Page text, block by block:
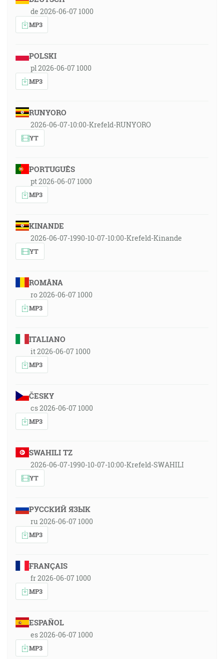
de 2026-06-07 1000
MP3
POLSKI
pl 2026-06-07 1000
MP3
RUNYORO
2026-06-07-10:00-Krefeld-RUNYORO
YT
PORTUGUÊS
pt 2026-06-07 1000
MP3
KINANDE
2026-06-07-1990-10-07-10:00-Krefeld-Kinande
YT
ROMÂNA
ro 2026-06-07 1000
MP3
ITALIANO
it 2026-06-07 1000
MP3
ČESKY
cs 2026-06-07 1000
MP3
SWAHILI TZ
2026-06-07-1990-10-07-10:00-Krefeld-SWAHILI
YT
РУССКИЙ ЯЗЫК
ru 2026-06-07 1000
MP3
FRANÇAIS
fr 2026-06-07 1000
MP3
ESPAÑOL
es 2026-06-07 1000
MP3